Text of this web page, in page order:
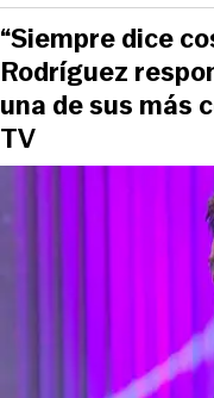
“Siempre dice
Rodríguez
una de sus más
TV